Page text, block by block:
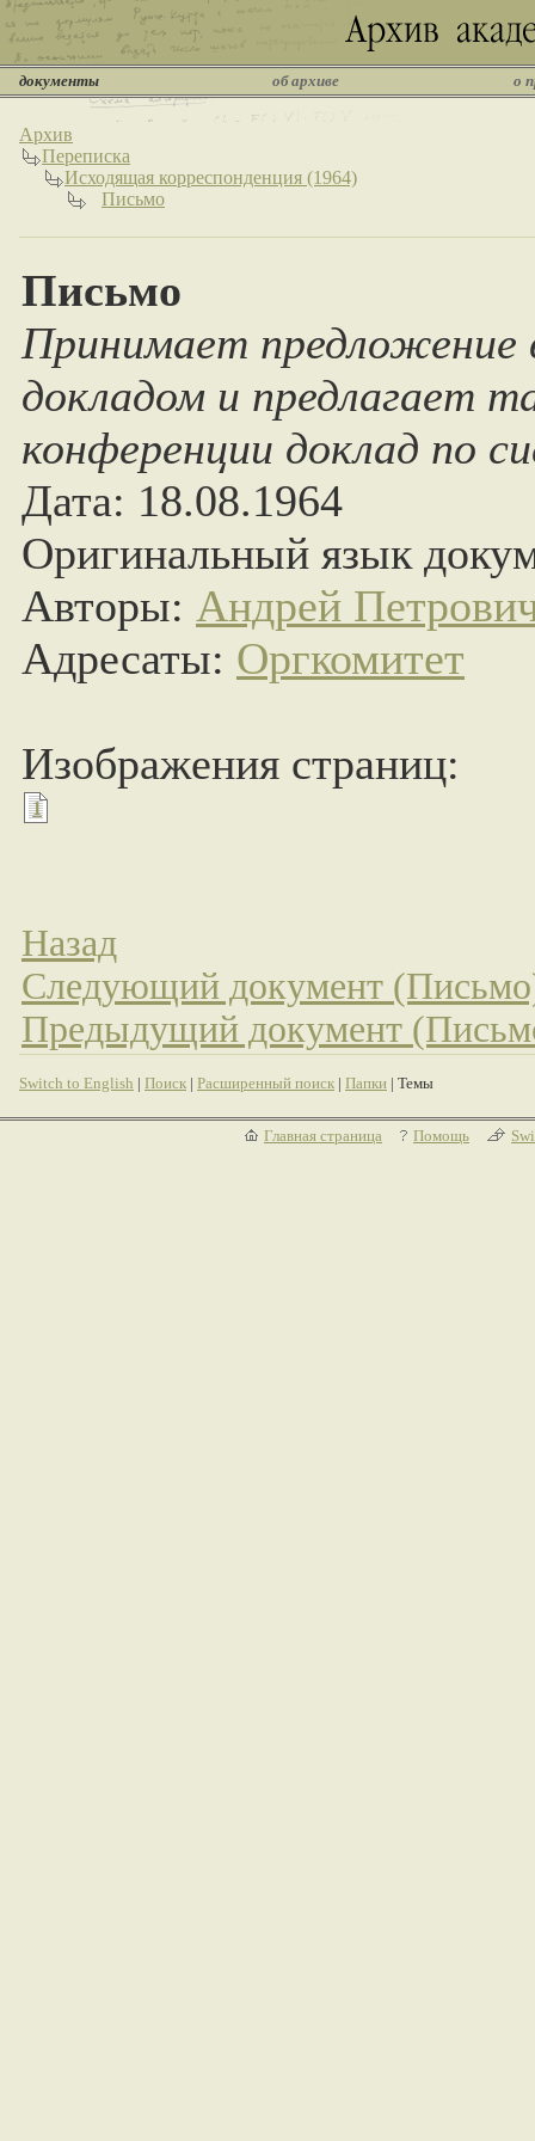
документы об архиве о
Архив
Переписка
Исходящая корреспонденция (1964)
Письмо
Письмо
Принимает
докладом и предлагает
конференции доклад по
Дата: 18.08.1964
Оригинальный язык
Авторы: Андрей
Адресаты: Оргкомитет
Изображения страниц:
1
Назад
Следующий документ
Предыдущий документ
Switch to English | Поиск | Расширенный поиск | Папки | Темы
Главная страница Помощь